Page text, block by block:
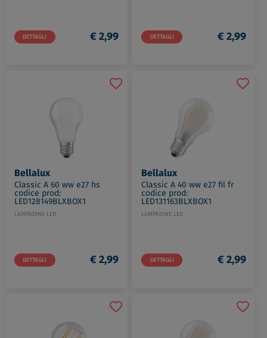
DETTAGLI € 2,99 DETTAGLI € 2,99
Bellalux
Classic A 60 ww e27 hs
codice prod:
LED128149BLXBOX1
LAMPADINE LED
DETTAGLI € 2,99
Bellalux
Classic A 40 ww e27 fil fr
codice prod:
LED131163BLXBOX1
LAMPADINE LED
DETTAGLI € 2,99